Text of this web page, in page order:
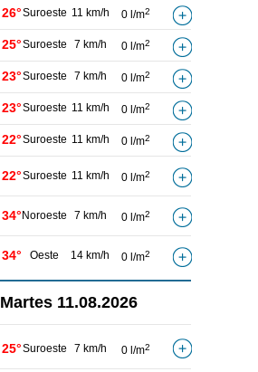
26°Suroeste 11 km/h 0 l/m2
25°Suroeste 7 km/h 0 l/m2
23°Suroeste 7 km/h 0 l/m2
23°Suroeste 11 km/h 0 l/m2
22°Suroeste 11 km/h 0 l/m2
22°Suroeste 11 km/h 0 l/m2
34° Noroeste 7 km/h 0 l/m2
34° Oeste 14 km/h 0 l/m2
Martes 11.08.2026
25°Suroeste 7 km/h 0 l/m2